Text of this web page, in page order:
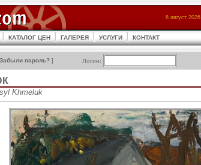
8 август 2026
КАТАЛОГ ЦЕН ГАЛЕРЕЯ УСЛУГИ КОНТАКТ
Забыли пароль? ] Логин:
Khmeluk